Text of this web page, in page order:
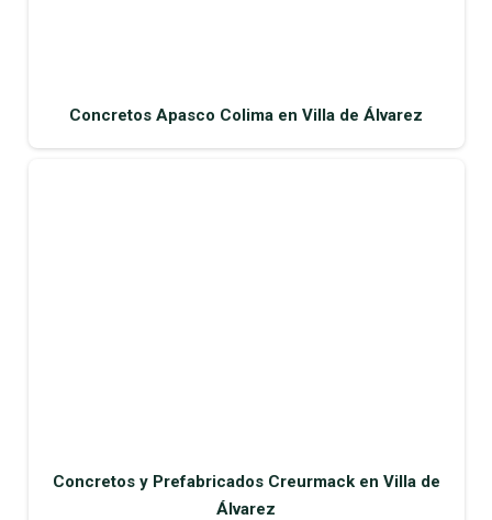
Concretos Apasco Colima en Villa de Álvarez
Concretos y Prefabricados Creurmack en Villa de
Álvarez